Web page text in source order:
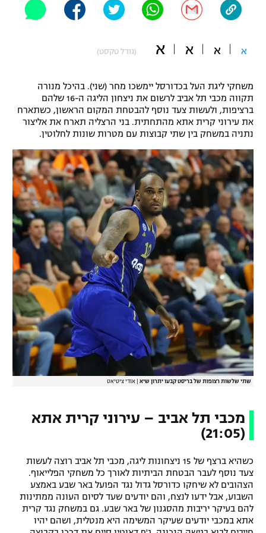
"מחצית בשכונה" – פודקאסט
משתתפים וזוכים בפרסים
תקנון משתתפים וזוכים בפרסים
תקנון עבור פעילות אלקטרה
תקנון עבור פעילות ספורט 1 – "מרלן"
טניס
גיימינג E-Sports
תנאי שימוש
מדיניות פרטיות
תקנון פעילות ספורט 1
רשיון להקרנה פומבית לבית עסק
הצטרפות לחבילת הערוצים
לוח דרושים – ג'ובנט
תגיות
ספורט מוטורי
כדורמים
פוטבול אמריקאי NFL
בייסבול MLB
ספורט אתגרי ואקסטרים
אומנויות לחימה
גיימינג E-Sports
א א א א (גודל טקסט)
משחקי ליגת העל בכדורסל יימשכו מחר (שני). בהיכל מנורה
תקווה מכבי תל אביב לרשום את ניצחון הליגה ה-16 שלהם
ברציפות, ולעשות צעד נוסף להבטחת המקום הראשון, כשתארח
את עירוני קרית אתא מהתחתית. בני הרצליה תארח את אליצור
נתניה במשחק בין שתי קבוצות עם מטרות שונות לחלוטין.
שתי שלשות רצופות של בריסט קבעו יתרון שיא אודי ציטיאט
מכבי תל אביב – עירוני קרית אתא
(21:05)
כשהיא ברצף של 15 ניצחונות ליגה, מכבי תל אביב רוצה לעשות
צעד נוסף לעבר הבטחת הביתיות לאורך כל משחקי הפלייאוף.
הצהובים לא שיחקו כדורסל גדול נגד הפועל באר שבע באמצע
השבוע, אבל ידעו לנצח, והם יודעים שעד לסיום העונה ממתינות
להם בעיקר יריבות מהסגנון של באר שבע. גם במשחק נגד קרית
אתא במכבי יודעים שעיקר המשימה היא מנטלית, ושהם יהיו